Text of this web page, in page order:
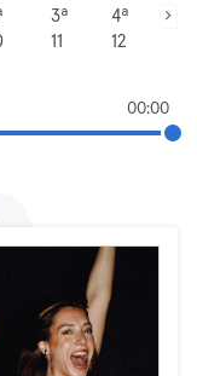
3ª
11
4ª
12
00:00